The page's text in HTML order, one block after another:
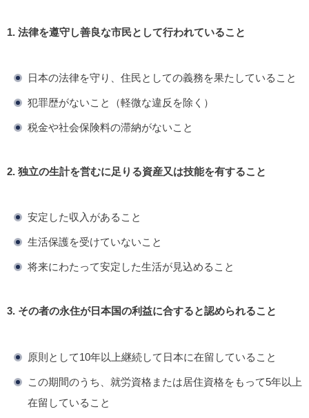
1. 法律を遵守し善良な市民として行われていること
日本の法律を守り、住民としての義務を果たしていること
犯罪歴がないこと（軽微な違反を除く）
税金や社会保険料の滞納がないこと
2. 独立の生計を営むに足りる資産又は技能を有すること
安定した収入があること
生活保護を受けていないこと
将来にわたって安定した生活が見込めること
3. その者の永住が日本国の利益に合すると認められること
原則として10年以上継続して日本に在留していること
この期間のうち、就労資格または居住資格をもって5年以上
在留していること